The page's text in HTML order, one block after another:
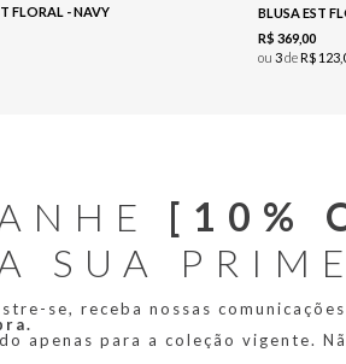
FLORAL - NAVY
BLUSA EST
R$ 369,00
ou3deR$ 123
[10%
SUA
se, receba nossas
apenas para a coleção vigente.